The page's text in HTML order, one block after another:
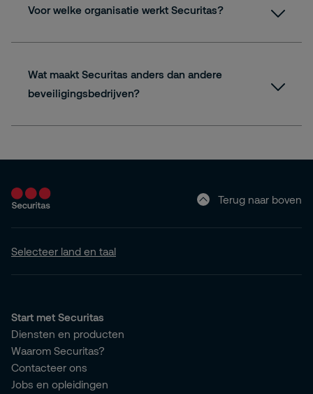
Voor welke organisatie werkt Securitas?
Wat maakt Securitas anders dan andere
beveiligingsbedrijven?
Terug naar boven
Selecteer land en taal
Start met Securitas
Diensten en producten
Waarom Securitas?
Contacteer ons
Jobs en opleidingen